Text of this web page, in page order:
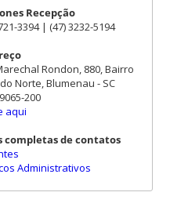
Recepção
3394 | (47) 3232-5194
Rondon, 880, Bairro
Norte, Blumenau - SC
200
aqui
completas de contatos
Administrativos